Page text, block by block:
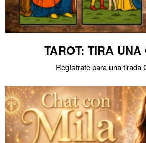
TAROT: TIRA UNA
Regístrate para una tirada